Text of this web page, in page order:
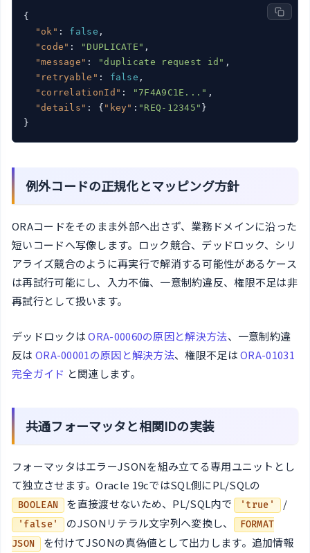
{
"ok" : false ,
"code" : "DUPLICATE" ,
"message" : "duplicate request id" ,
"retryable" : false ,
"correlationId" : "7F4A9C1E..." ,
"details" : { "key" : "REQ-12345" }
}
例外コードの正規化とマッピング方針
ORAコードをそのまま外部へ出さず、業務ドメインに沿った
短いコードへ写像します。ロック競合、デッドロック、シリ
アライズ競合のように再実行で解消する可能性があるケース
は再試行可能にし、入力不備、一意制約違反、権限不足は非
再試行として扱います。
デッドロックはORA-00060の原因と解決方法、一意制約違
反は ORA-00001の原因と解決方法、権限不足はORA-01031
完全ガイド と関連します。
共通フォーマッタと相関IDの実装
フォーマッタはエラーJSONを組み立てる専用ユニットとし
て独立させます。Oracle 19cではSQL側にPL/SQLの
BOOLEAN を直接渡せないため、PL/SQL内で 'true' /
'false' のJSONリテラル文字列へ変換し、
FORMAT
JSON
を付けてJSONの真偽値として出力します。追加情報